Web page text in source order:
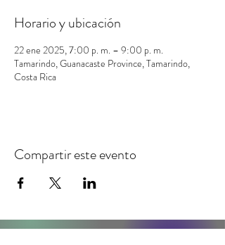
Horario y ubicación
22 ene 2025, 7:00 p. m. – 9:00 p. m.
Tamarindo, Guanacaste Province, Tamarindo,
Costa Rica
Compartir este evento